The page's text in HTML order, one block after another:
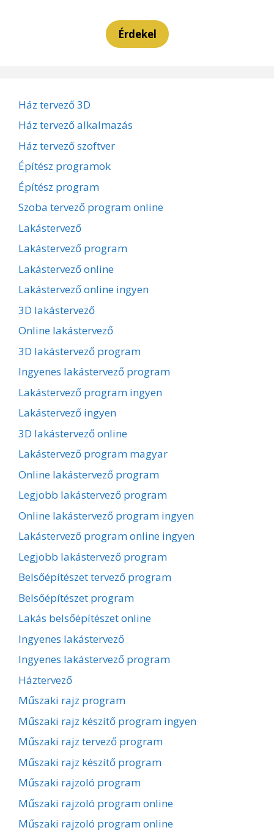
Érdekel
Ház tervező 3D
Ház tervező alkalmazás
Ház tervező szoftver
Építész programok
Építész program
Szoba tervező program online
Lakástervező
Lakástervező program
Lakástervező online
Lakástervező online ingyen
3D lakástervező
Online lakástervező
3D lakástervező program
Ingyenes lakástervező program
Lakástervező program ingyen
Lakástervező ingyen
3D lakástervező online
Lakástervező program magyar
Online lakástervező program
Legjobb lakástervező program
Online lakástervező program ingyen
Lakástervező program online ingyen
Legjobb lakástervező program
Belsőépítészet tervező program
Belsőépítészet program
Lakás belsőépítészet online
Ingyenes lakástervező
Ingyenes lakástervező program
Háztervező
Műszaki rajz program
Műszaki rajz készítő program ingyen
Műszaki rajz tervező program
Műszaki rajz készítő program
Műszaki rajzoló program
Műszaki rajzoló program online
Műszaki rajzoló program online